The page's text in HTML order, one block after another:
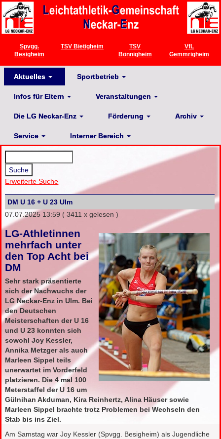
Spvgg.
Besigheim
TSV Bietigheim
TSV
Bönnigheim
VfL
Gemmrigheim
Aktuelles Sportbetrieb
Infos für Eltern Veranstaltungen
Die LG Neckar-Enz Förderung Archiv
Service Interner Bereich
Erweiterte Suche
DM U 16 + U 23 Ulm
07.07.2025 13:59 ( 3411 x gelesen )
LG-Athletinnen
mehrfach unter
den Top Acht bei
DM
Sehr stark präsentierte
sich der Nachwuchs der
LG Neckar-Enz in Ulm. Bei
den Deutschen
Meisterschaften der U 16
und U 23 konnten sich
sowohl Joy Kessler,
Annika Metzger als auch
Marleen Sippel teils
unerwartet im Vorderfeld
platzieren. Die 4 mal 100
Meterstaffel der U 16 um
Gülnihan Akduman, Kira Reinhertz, Alina Häuser sowie
Marleen Sippel brachte trotz Problemen bei Wechseln den
Stab bis ins Ziel.
Am Samstag war Joy Kessler (Spvgg. Besigheim) als Jugendliche